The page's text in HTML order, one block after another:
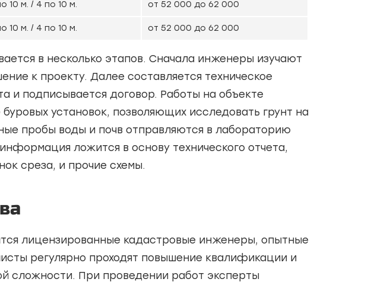
10 м. / 4 по 10 м. от 52 000 до 62 000
10 м. / 4 по 10 м. от 52 000 до 62 000
в несколько этапов. Сначала инженеры изучают
к проекту. Далее составляется техническое
и подписывается договор. Работы на объекте
установок, позволяющих исследовать грунт на
пробы воды и почв отправляются в лабораторию
ложится в основу технического отчета,
среза, и прочие схемы.
лицензированные кадастровые инженеры, опытные
регулярно проходят повышение квалификации и
сложности. При проведении работ эксперты